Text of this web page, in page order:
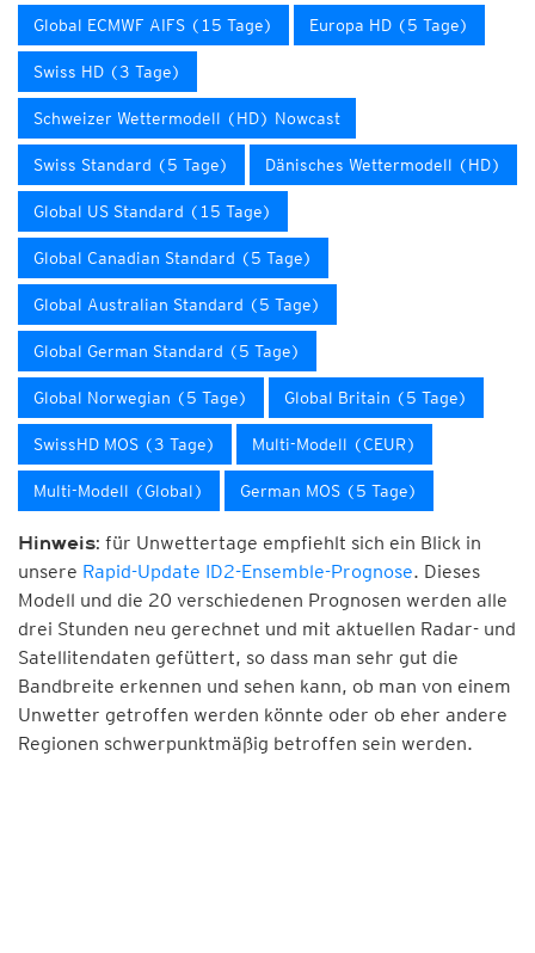
Global ECMWF AIFS (15 Tage) Europa HD (5 Tage)
Swiss HD (3 Tage)
Schweizer Wettermodell (HD) Nowcast
Swiss Standard (5 Tage) Dänisches Wettermodell (HD)
Global US Standard (15 Tage)
Global Canadian Standard (5 Tage)
Global Australian Standard (5 Tage)
Global German Standard (5 Tage)
Global Norwegian (5 Tage) Global Britain (5 Tage)
SwissHD MOS (3 Tage) Multi-Modell (CEUR)
Multi-Modell (Global) German MOS (5 Tage)
Hinweis: für Unwettertage empfiehlt sich ein Blick in
unsere Rapid-Update ID2-Ensemble-Prognose. Dieses
Modell und die 20 verschiedenen Prognosen werden alle
drei Stunden neu gerechnet und mit aktuellen Radar- und
Satellitendaten gefüttert, so dass man sehr gut die
Bandbreite erkennen und sehen kann, ob man von einem
Unwetter getroffen werden könnte oder ob eher andere
Regionen schwerpunktmäßig betroffen sein werden.